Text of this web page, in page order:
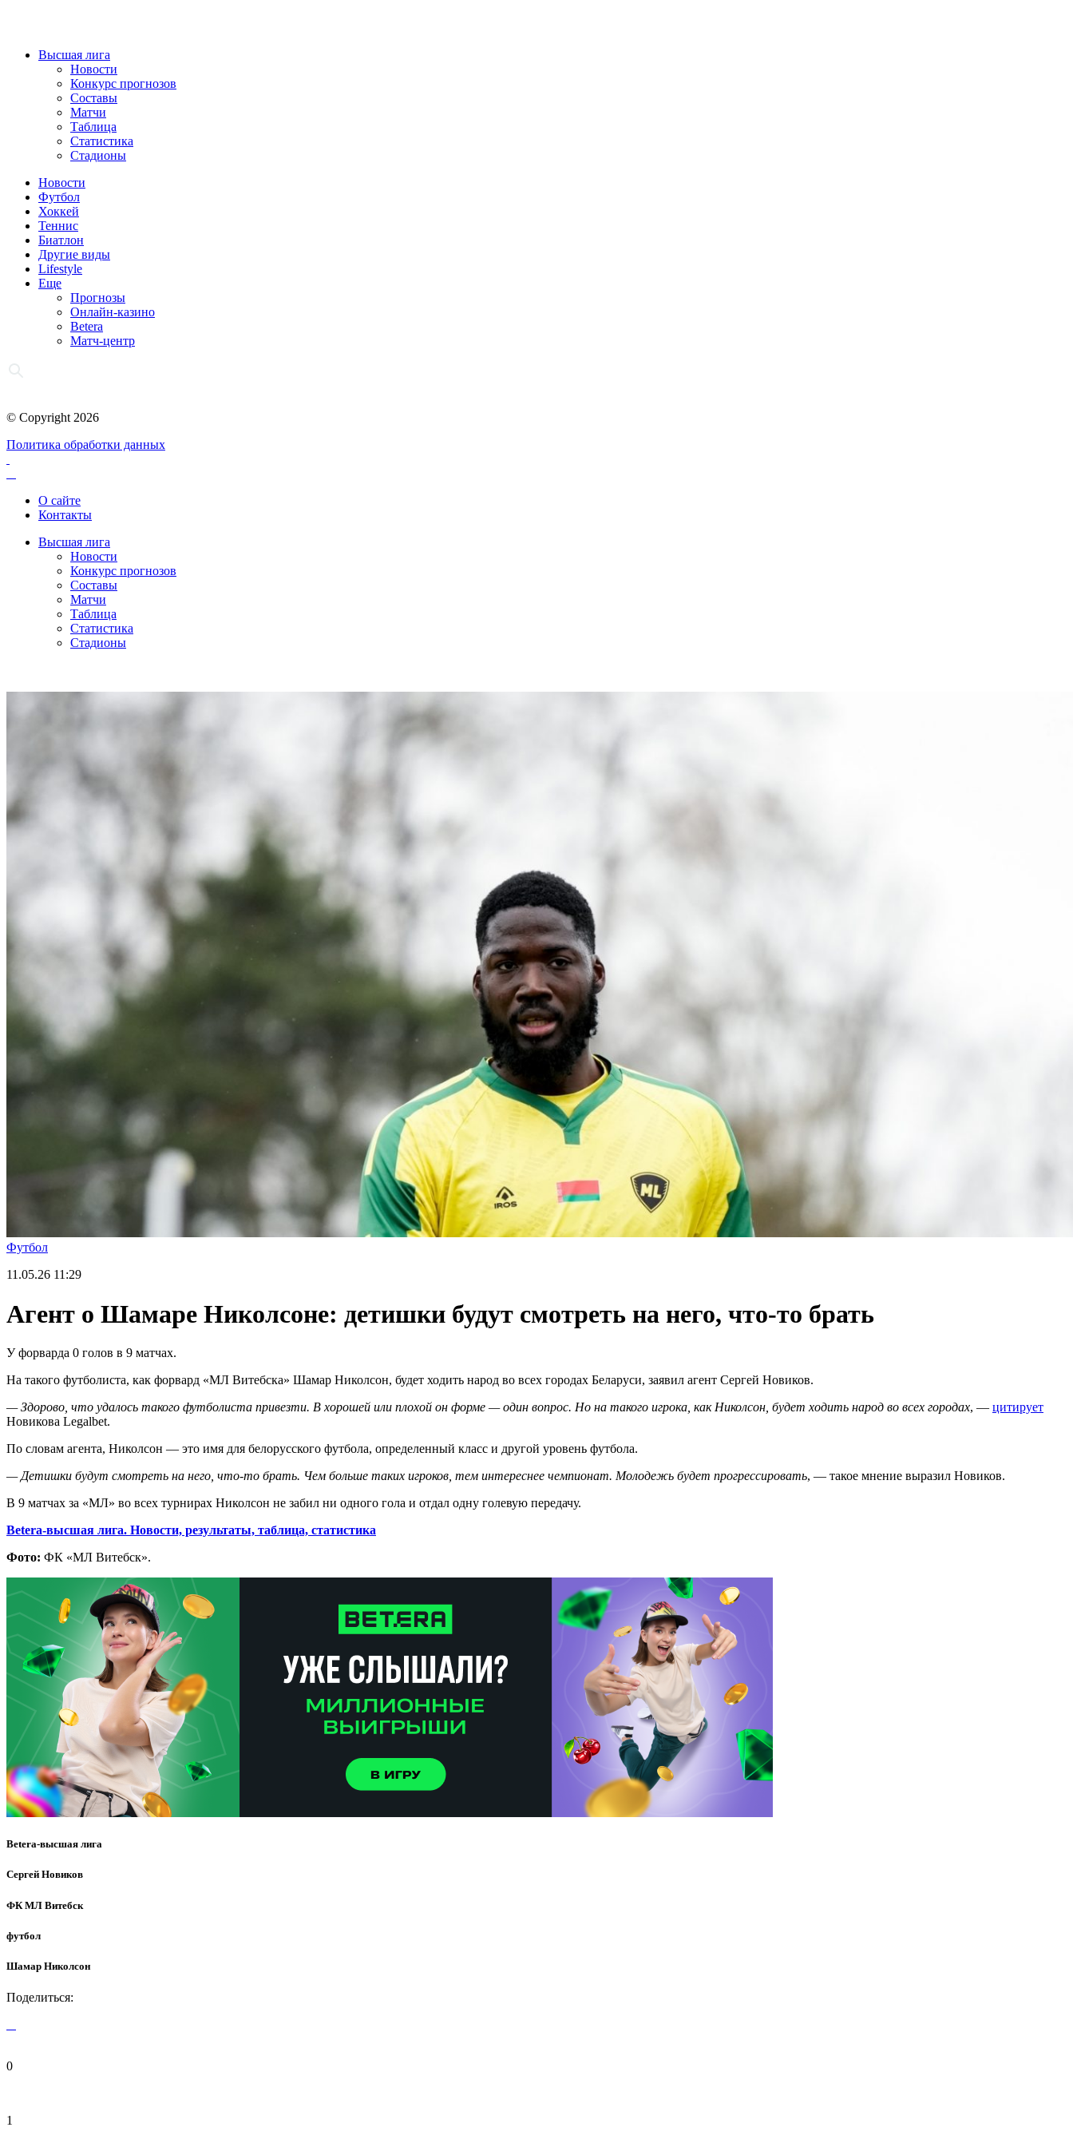
Высшая лига
Новости
Конкурс прогнозов
Составы
Матчи
Таблица
Статистика
Стадионы
Новости
Футбол
Хоккей
Теннис
Биатлон
Другие виды
Lifestyle
Еще
Прогнозы
Онлайн-казино
Betera
Матч-центр
© Copyright 2026
Политика обработки данных
О сайте
Контакты
Высшая лига
Новости
Конкурс прогнозов
Составы
Матчи
Таблица
Статистика
Стадионы
Футбол
11.05.26 11:29
Агент о Шамаре Николсоне: детишки будут смотреть на него, что-то брать
У форварда 0 голов в 9 матчах.
На такого футболиста, как форвард «МЛ Витебска» Шамар Николсон, будет ходить народ во всех городах Беларуси, заявил агент Сергей Новиков.
— Здорово, что удалось такого футболиста привезти. В хорошей или плохой он форме — один вопрос. Но на такого игрока, как Николсон, будет ходить народ во всех городах, — цитирует
Новикова Legalbet.
По словам агента, Николсон — это имя для белорусского футбола, определенный класс и другой уровень футбола.
— Детишки будут смотреть на него, что-то брать. Чем больше таких игроков, тем интереснее чемпионат. Молодежь будет прогрессировать, — такое мнение выразил Новиков.
В 9 матчах за «МЛ» во всех турнирах Николсон не забил ни одного гола и отдал одну голевую передачу.
Betera-высшая лига. Новости, результаты, таблица, статистика
Фото: ФК «МЛ Витебск».
Betera-высшая лига
Сергей Новиков
ФК МЛ Витебск
футбол
Шамар Николсон
Поделиться:
0
1